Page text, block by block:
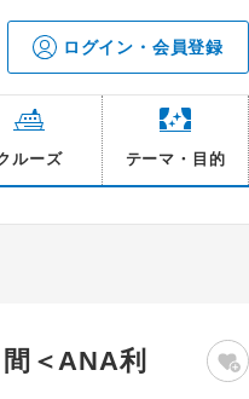
ログイン・会員登録
ルーズ テーマ・目的
＜ANA利